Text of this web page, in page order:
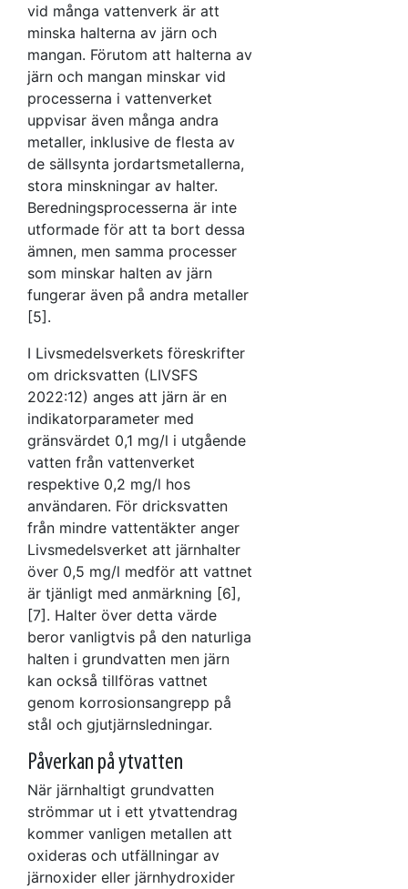
vid många vattenverk är att
minska halterna av järn och
mangan. Förutom att halterna av
järn och mangan minskar vid
processerna i vattenverket
uppvisar även många andra
metaller, inklusive de flesta av
de sällsynta jordartsmetallerna,
stora minskningar av halter.
Beredningsprocesserna är inte
utformade för att ta bort dessa
ämnen, men samma processer
som minskar halten av järn
fungerar även på andra metaller
[5].
I Livsmedelsverkets föreskrifter
om dricksvatten (LIVSFS
2022:12) anges att järn är en
indikatorparameter med
gränsvärdet 0,1 mg/l i utgående
vatten från vattenverket
respektive 0,2 mg/l hos
användaren. För dricksvatten
från mindre vattentäkter anger
Livsmedelsverket att järnhalter
över 0,5 mg/l medför att vattnet
är tjänligt med anmärkning [6],
[7]. Halter över detta värde
beror vanligtvis på den naturliga
halten i grundvatten men järn
kan också tillföras vattnet
genom korrosionsangrepp på
stål och gjutjärnsledningar.
Påverkan på ytvatten
När järnhaltigt grundvatten
strömmar ut i ett ytvattendrag
kommer vanligen metallen att
oxideras och utfällningar av
järnoxider eller järnhydroxider